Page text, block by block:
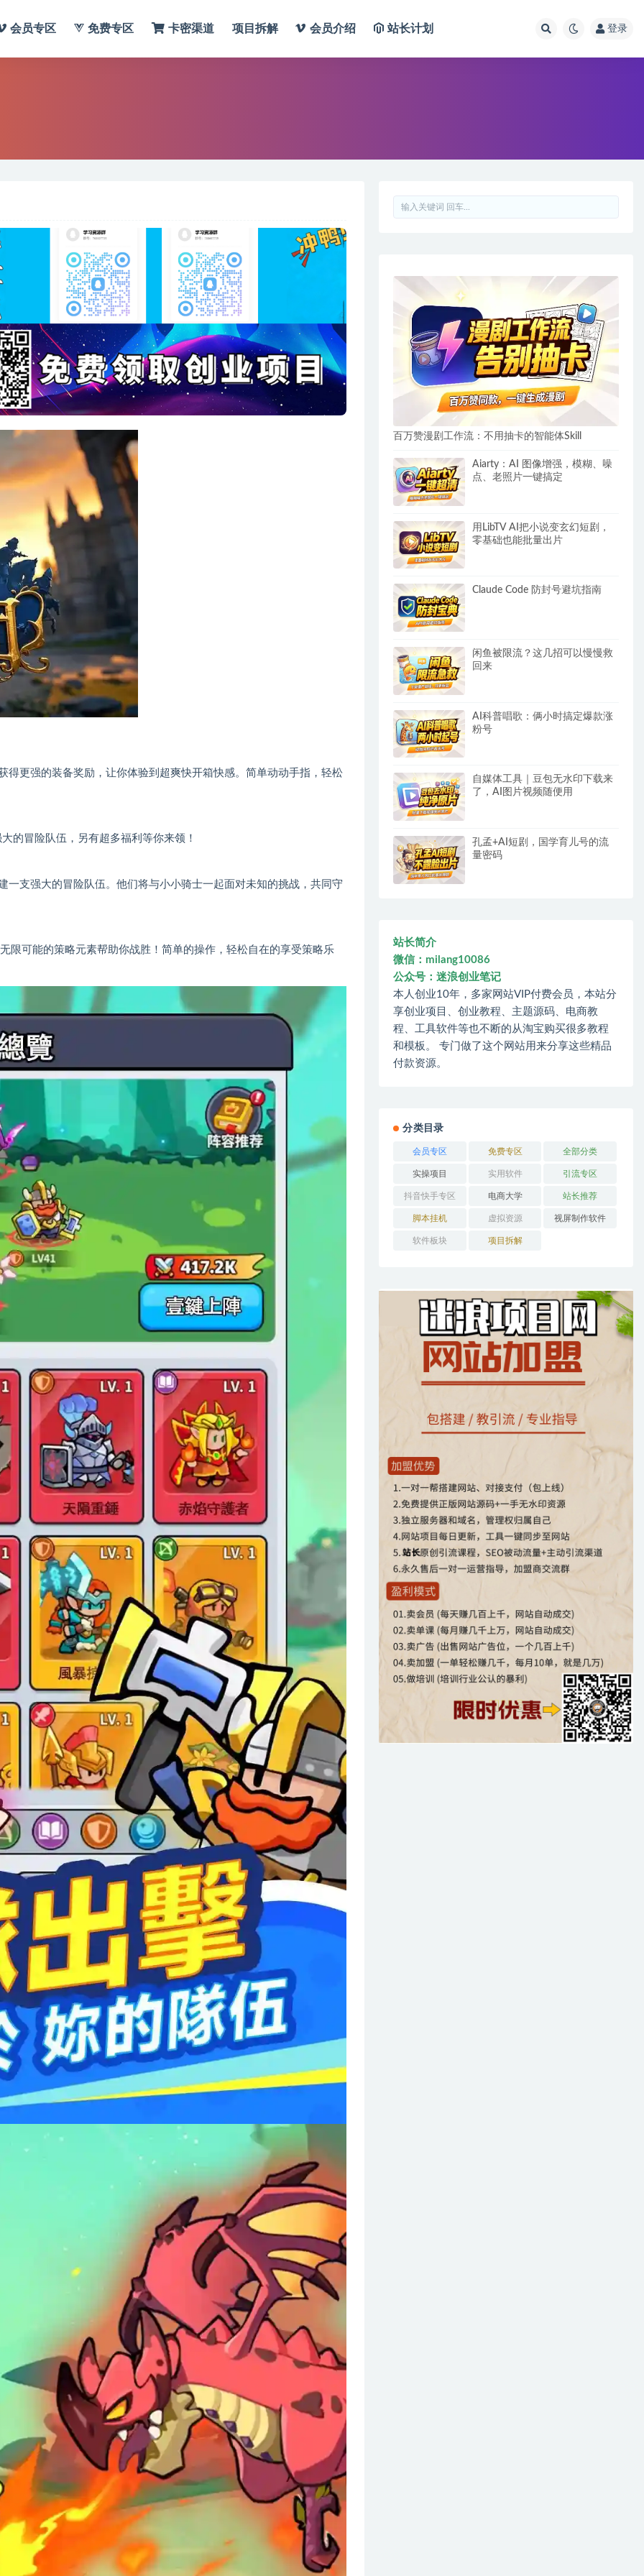
会员专区 免费专区 卡密渠道 项目拆解 会员介绍 站长计划 登录
更强的装备奖励，让你体验到超爽快开箱快感。简单动动手指，轻松
的冒险队伍，另有超多福利等你来领！
支强大的冒险队伍。他们将与小小骑士一起面对未知的挑战，共同守
限可能的策略元素帮助你战胜！简单的操作，轻松自在的享受策略乐
百万赞漫剧工作流：不用抽卡的智能体Skill
Aiarty：AI 图像增强，模糊、噪
点、老照片一键搞定
用LibTV AI把小说变玄幻短剧，
零基础也能批量出片
Claude Code 防封号避坑指南
闲鱼被限流？这几招可以慢慢救
回来
AI科普唱歌：俩小时搞定爆款涨
粉号
自媒体工具｜豆包无水印下载来
了，AI图片视频随便用
孔孟+AI短剧，国学育儿号的流
量密码
站长简介
微信：milang10086
公众号：迷浪创业笔记
本人创业10年，多家网站VIP付费会员，本站分
享创业项目、创业教程、主题源码、电商教
程、工具软件等也不断的从淘宝购买很多教程
和模板。 专门做了这个网站用来分享这些精品
付款资源。
分类目录
会员专区 免费专区 全部分类
实操项目 实用软件 引流专区
抖音快手专区 电商大学 站长推荐
脚本挂机 虚拟资源 视屏制作软件
软件板块 项目拆解